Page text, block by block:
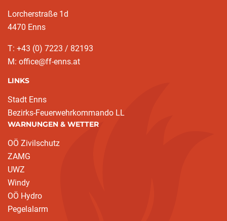
Lorcherstraße 1d
4470 Enns
T: +43 (0) 7223 / 82193
M: office@ff-enns.at
LINKS
Stadt Enns
Bezirks-Feuerwehrkommando LL
WARNUNGEN & WETTER
OÖ Zivilschutz
ZAMG
UWZ
Windy
OÖ Hydro
Pegelalarm